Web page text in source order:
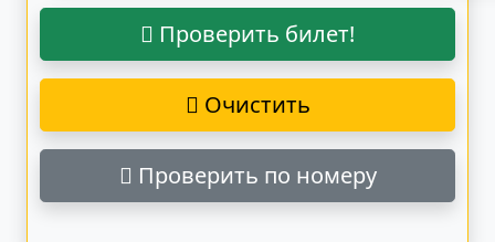
Проверить билет!
Очистить
Проверить по номеру